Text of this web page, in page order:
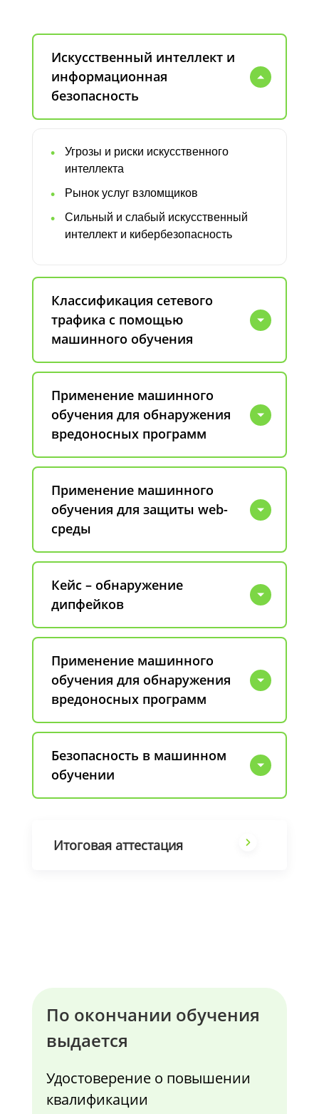
Искусственный интеллект и
информационная
безопасность
Угрозы и риски искусственного
интеллекта
Рынок услуг взломщиков
Сильный и слабый искусственный
интеллект и кибербезопасность
Классификация сетевого
трафика с помощью
машинного обучения
Применение машинного
обучения для обнаружения
вредоносных программ
Применение машинного
обучения для защиты web-
среды
Кейс – обнаружение
дипфейков
Применение машинного
обучения для обнаружения
вредоносных программ
Безопасность в машинном
обучении
Итоговая аттестация
По окончании обучения
выдается
Удостоверение о повышении
квалификации